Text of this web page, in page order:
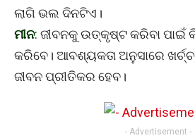
ଲାଗି ଭଲ ଦିନଟିଏ।
ମୀନ: ଜୀବନକୁ ଉତ୍କୃଷ୍ଟ କରିବା ପାଇଁ
କରିବେ। ଆବଶ୍ୟକତା ଅନୁସାରେ
ଜୀବନ ପ୍ରୀତିକର ହେବ।
- Advertisement -